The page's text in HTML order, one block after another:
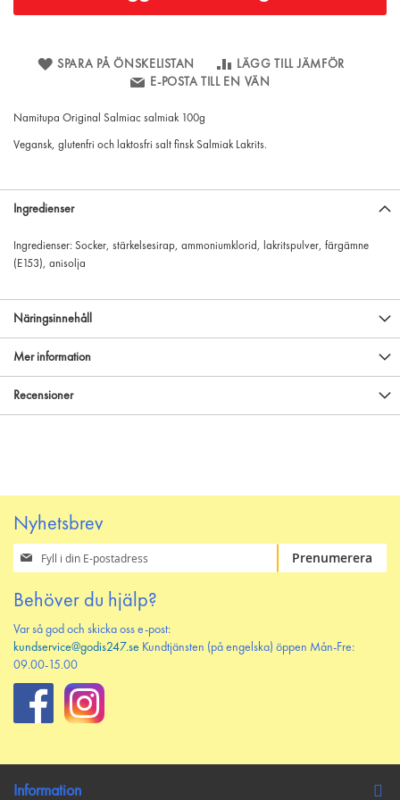
SPARA PÅ ÖNSKELISTAN
LÄGG TILL JÄMFÖR
E-POSTA TILL EN VÄN
Namitupa Original Salmiac salmiak 100g
Vegansk, glutenfri och laktosfri salt finsk Salmiak Lakrits.
Ingredienser
Ingredienser: Socker, stärkelsesirap, ammoniumklorid, lakritspulver, färgämne
(E153), anisolja
Näringsinnehåll
Mer information
Recensioner
Nyhetsbrev
Prenumerera
på
nyhetsbrev
Prenumerera
Behöver du hjälp?
Var så god och skicka oss e-post:
kundservice@godis247.se Kundtjänsten (på engelska) öppen Mån-Fre:
09.00-15.00
Information